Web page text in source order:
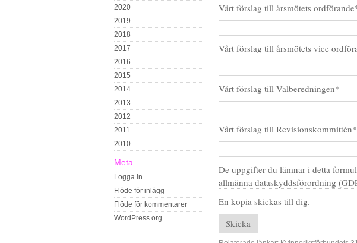
2020
2019
2018
2017
2016
2015
2014
2013
2012
2011
2010
Meta
Logga in
Flöde för inlägg
Flöde för kommentarer
WordPress.org
Vårt förslag till årsmötets
Vårt förslag till årsmötets vice
Vårt förslag till Valberedningen*
Vårt förslag till Revisionskommittén*
De uppgifter du lämnar i detta
allmänna dataskyddsförordning
En kopia skickas till dig.